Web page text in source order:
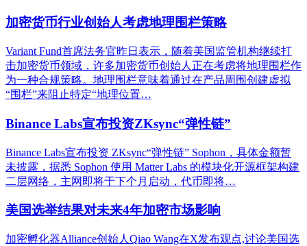
加密货币行业创始人考虑地理围栏策略
Variant Fund首席法务官昨日表示，随着美国监管机构继续打
击加密货币领域，许多加密货币创始人正在考虑将地理围栏作
为一种合规策略。地理围栏意味着通过在产品周围创建虚拟
“围栏”来阻止特定“地理位置…
Binance Labs宣布投资ZKsync“弹性链”
Binance Labs宣布投资 ZKsync“弹性链” Sophon，具体金额暂
未披露，据悉 Sophon 使用 Matter Labs 的模块化开源框架构建
二层网络，主网即将于下个月启动，代币即将…
美国选举结果对未来4年加密市场影响
加密孵化器Alliance创始人Qiao Wang在X发布观点,讨论美国选